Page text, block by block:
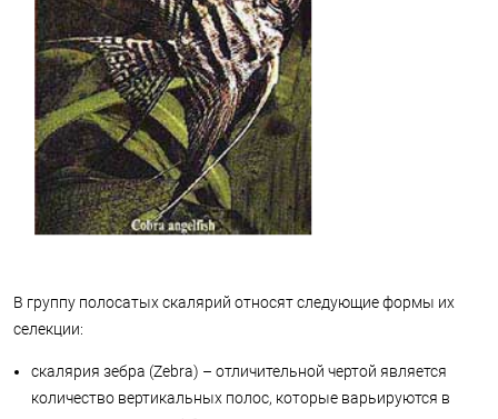
В группу полосатых скалярий относят следующие формы их
селекции:
скалярия зебра (Zebra) – отличительной чертой является
количество вертикальных полос, которые варьируются в